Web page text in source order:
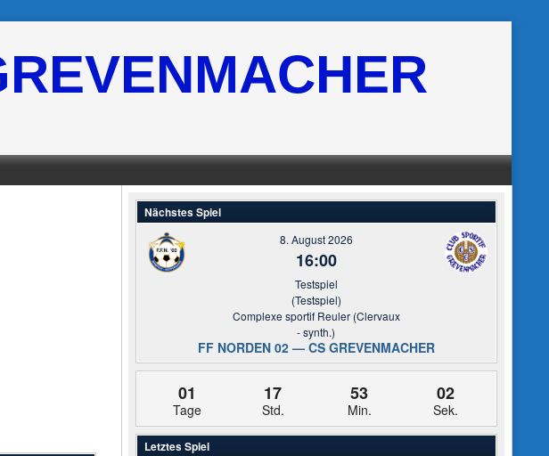
Nächstes Spiel
8. August 2026
16:00
Testspiel
(Testspiel)
Complexe sportif Reuler (Clervaux
- synth.)
FF NORDEN 02 — CS GREVENMACHER
01
Tage
17
Std.
53
Min.
02
Sek.
Letztes Spiel